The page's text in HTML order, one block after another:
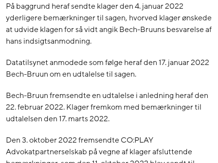
På baggrund heraf sendte klager den 4. januar 2022
yderligere bemærkninger til sagen, hvorved klager ønskede
at udvide klagen for så vidt angik Bech-Bruuns besvarelse af
hans indsigtsanmodning.
Datatilsynet anmodede som følge heraf den 17. januar 2022
Bech-Bruun om en udtalelse til sagen.
Bech-Bruun fremsendte en udtalelse i anledning heraf den
22. februar 2022. Klager fremkom med bemærkninger til
udtalelsen den 17. marts 2022.
Den 3. oktober 2022 fremsendte CO:PLAY
Advokatpartnerselskab på vegne af klager afsluttende